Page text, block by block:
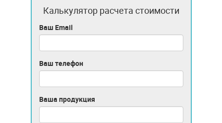
Калькулятор расчета стоимости
Ваш Email
Ваш телефон
Ваша продукция